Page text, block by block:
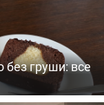
без груши: все